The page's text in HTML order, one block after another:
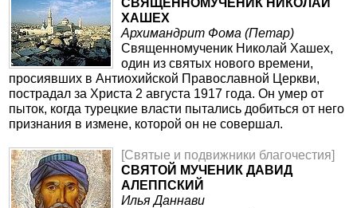
СВЯЩЕННОМУЧЕНИК НИКОЛАЙ
ХАШЕХ
Архимандрит Фома (Петар)
Священномученик Николай Хашех,
один из святых нового времени,
просиявших в Антиохийской Православной Церкви,
пострадал за Христа 2 августа 1917 года. Он умер от
пыток, когда турецкие власти пытались добиться от него
признания в измене, которой он не совершал.
[Святые и подвижники благочестия]
СВЯТОЙ МУЧЕНИК ДАВИД
АЛЕППСКИЙ
Илья Даннави